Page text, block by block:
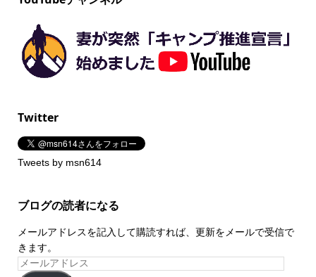
Twitter
Tweets by msn614
ブログの読者になる
メールアドレスを記入して購読すれば、更新をメールで受信で
きます。